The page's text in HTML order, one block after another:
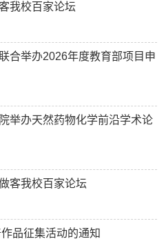
我校百家论坛
合举办2026年度教育部项目申
举办天然药物化学前沿学术论
客我校百家论坛
品征集活动的通知